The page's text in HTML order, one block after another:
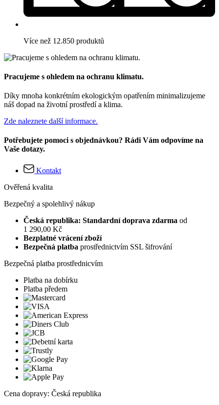
Více než 12.850 produktů
Pracujeme s ohledem na ochranu klimatu.
Díky mnoha konkrétním ekologickým opatřením minimalizujeme
náš dopad na životní prostředí a klima.
Zde naleznete další informace.
Potřebujete pomoci s objednávkou? Rádi Vám odpovíme na
Vaše dotazy.
Kontakt
Ověřená kvalita
Bezpečný a spolehlivý nákup
Česká republika: Standardní doprava zdarma od
1 290,00 Kč
Bezplatné vrácení zboží
Bezpečná platba prostřednictvím SSL šifrování
Bezpečná platba prostřednicvím
Platba na dobírku
Platba předem
Cena dopravy: Česká republika